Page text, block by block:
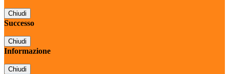
Chiudi
Successo
Chiudi
Informazione
Chiudi